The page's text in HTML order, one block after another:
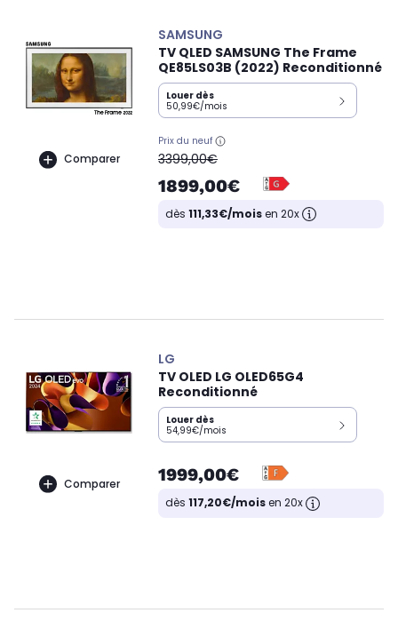
Comparer
SAMSUNG
TV QLED SAMSUNG The Frame
QE85LS03B (2022) Reconditionné
Louer dès
50,99€/mois
Prix du neuf
oldPrice
3399,00€
1899,00€
dès 111,33€/moisen 20x
Comparer
LG
TV OLED LG OLED65G4
Reconditionné
Louer dès
54,99€/mois
1999,00€
dès 117,20€/moisen 20x